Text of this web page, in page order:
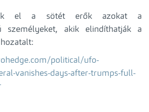
el a sötét erők azokat a
személyeket, akik elindíthatják a
political/ufo-
vanishes-days-after-trumps-full-